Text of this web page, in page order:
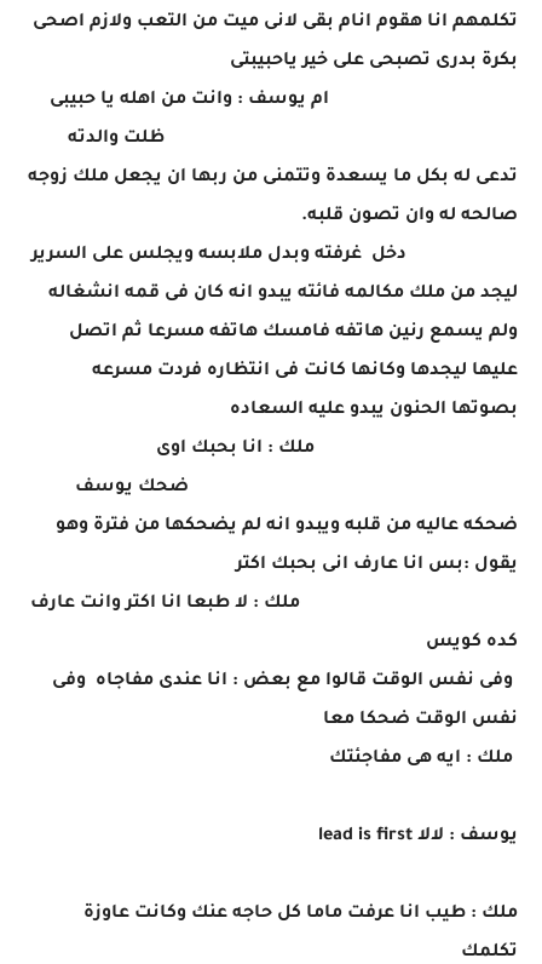
تكلمهم انا هقوم انام بقى لانى ميت من التعب ولازم اصحى
بكرة بدرى تصبحى على خير ياحبيبتى
ام يوسف : وانت من اهله يا حبيبى
ظلت والدته
تدعى له بكل ما يسعدة وتتمنى من ربها ان يجعل ملك زوجه
صالحه له وان تصون قلبه.
دخل غرفته وبدل ملابسه ويجلس على السرير
ليجد من ملك مكالمه فائته يبدو انه كان فى قمه انشغاله
ولم يسمع رنين هاتفه فامسك هاتفه مسرعا ثم اتصل
عليها ليجدها وكانها كانت فى انتظاره فردت مسرعه
بصوتها الحنون يبدو عليه السعاده
ملك : انا بحبك اوى
ضحك يوسف
ضحكه عاليه من قلبه ويبدو انه لم يضحكها من فترة وهو
يقول :بس انا عارف انى بحبك اكتر
ملك : لا طبعا انا اكتر وانت عارف
كده كويس
وفى نفس الوقت قالوا مع بعض : انا عندى مفاجاه وفى
نفس الوقت ضحكا معا
ملك : ايه هى مفاجئتك
ملك : طيب انا عرفت ماما كل حاجه عنك وكانت عاوزة
تكلمك